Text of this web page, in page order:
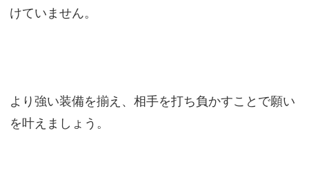
けていません。
より強い装備を揃え、相手を打ち負かすことで願い
を叶えましょう。